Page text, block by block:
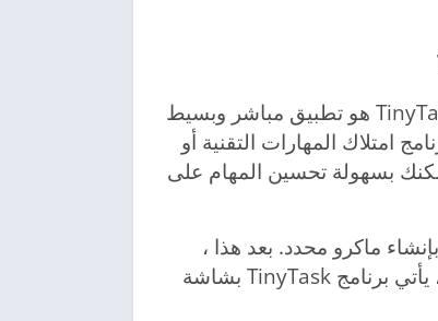
و تطبيق مباشر وبسيط
امتلاك المهارات التقنية أو
بسهولة تحسين المهام على
ماكرو محدد. بعد هذا ،
يمكنك بسهولة تكرار الإجراء في أي وقت. مثل MacroMaker ، يأتي برنامج TinyTask بشاشة